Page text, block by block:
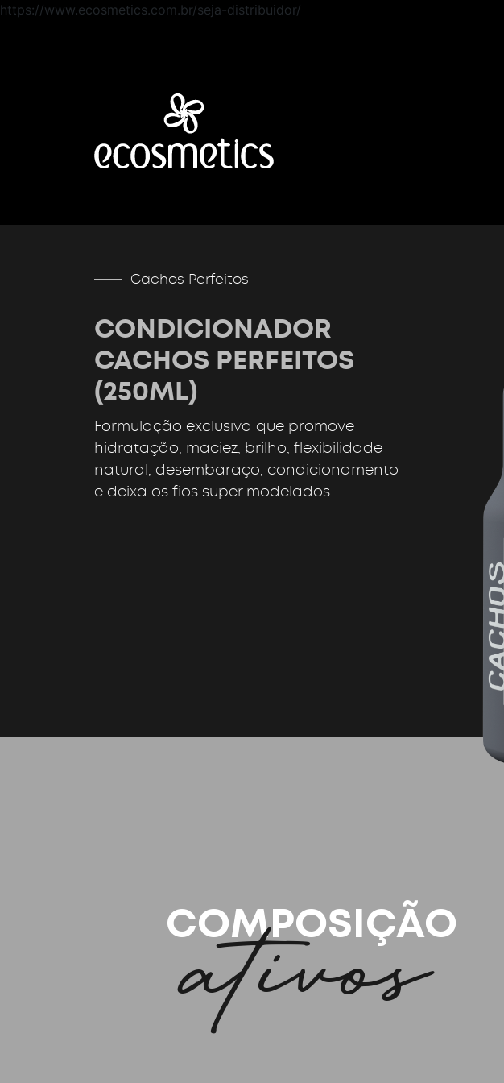
https://www.ecosmetics.com.br/seja-distribuidor/
Cachos Perfeitos
CONDICIONADOR
CACHOS PERFEITOS
(250ML)
Formulação exclusiva que promove
hidratação, maciez, brilho, flexibilidade
natural, desembaraço, condicionamento
e deixa os fios super modelados.
COMPOSIÇÃO
ativos